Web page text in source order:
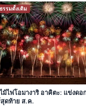
รรมดั้งเดิม
ม้ไฟโอมางาริ อาคิตะ: แข่งดอ
สุดท้าย ส.ค.